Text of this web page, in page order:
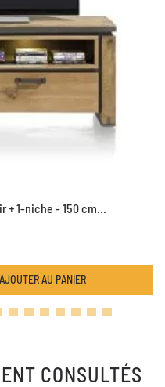
+ 1-niche - 150 cm...
AJOUTER AU PANIER
CONSULTÉS